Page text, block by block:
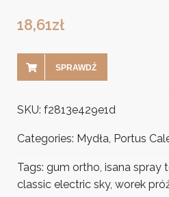
18,61zł
SPRAWDŹ
SKU: f2813e429e1d
Categories: Mydła Portus
Tags: gum ortho isana spray
classic electric sky, worek